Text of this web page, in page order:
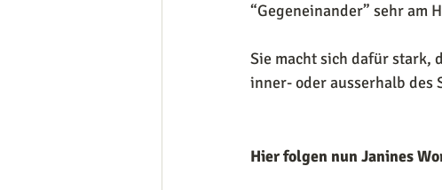
“Gegeneinander” sehr am
Sie macht sich dafür stark,
inner- oder ausserhalb des
Hier folgen nun Janines